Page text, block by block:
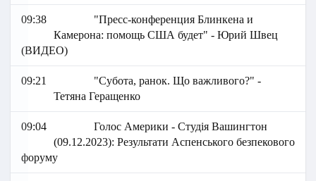
09:38
"Пресс-конференция Блинкена и
Камерона: помощь США будет" - Юрий Швец
(ВИДЕО)
09:21
"Субота, ранок. Що важливого?" -
Тетяна Геращенко
09:04
Голос Америки - Студія Вашингтон
(09.12.2023): Результати Аспенського безпекового
форуму